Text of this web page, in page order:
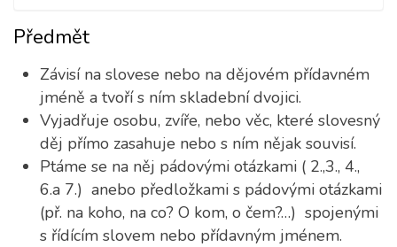
Předmět
Závisí na slovese nebo na dějovém přídavném
jméně a tvoří s ním skladební dvojici.
Vyjadřuje osobu, zvíře, nebo věc, které slovesný
děj přímo zasahuje nebo s ním nějak souvisí.
Ptáme se na něj pádovými otázkami ( 2.,3., 4.,
6.a 7.) anebo předložkami s pádovými otázkami
(př. na koho, na co? O kom, o čem?…) spojenými
s řídícím slovem nebo přídavným jménem.